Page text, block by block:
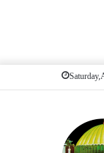
Saturday,